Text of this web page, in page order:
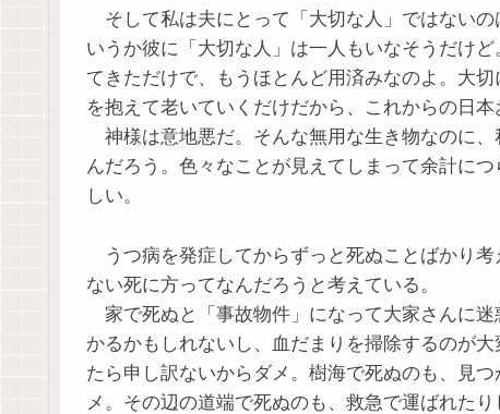
そして私は夫にとって「大切な人」ではない
いうか彼に「大切な人」は一人もいなそうだけ
てきただけで、もうほとんど用済みなのよ。大
を抱えて老いていくだけだから、これからの日
神様は意地悪だ。そんな無用な生き物なのに
んだろう。色々なことが見えてしまって余計に
しい。
うつ病を発症してからずっと死ぬことばかり
ない死に方ってなんだろうと考えている。
家で死ぬと「事故物件」になって大家さんに
かるかもしれないし、血だまりを掃除するのが
たら申し訳ないからダメ。樹海で死ぬのも、見
メ。その辺の道端で死ぬのも、救急で運ばれた